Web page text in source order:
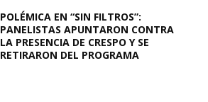
POLÉMICA EN “SIN FILTROS”:
PANELISTAS APUNTARON CONTRA
LA PRESENCIA DE CRESPO Y SE
RETIRARON DEL PROGRAMA